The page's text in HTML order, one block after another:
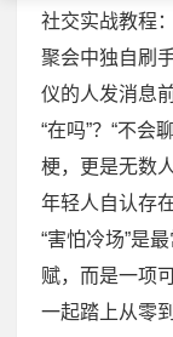
社交实战教程
聚会中独自刷
仪的人发消息
“在吗”？“不
梗，更是无数
年轻人自认存
“害怕冷场”是
赋，而是一项
一起踏上从零